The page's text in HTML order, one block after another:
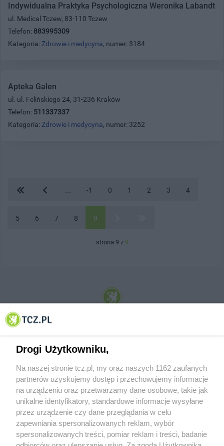
Indywidualna Praktyka Psychologiczna Weronika Labandt
ul. Medical Tczew, 83-110 Tczew
Telefon: 883995309
Kategoria: Zdrowie i medycyna, numer: 3184
Apteka Galen
ul. ul. Felińskiego 24, 31-236 Kraków
Telefon: 511337337
Kategoria: Zdrowie i medycyna, numer: 3252
-1 0 1 2 3 4
5 6 7 8 9
strona 9 z 9
© 2001-2026 Tczew - TCZ.PL Sp. z o.o. Internetowy Serwis Informacyjny Miasta
O FIRMIE POLITYKA PRYWATNOŚCI HOSTING
REKLAMA WSPÓŁPRACA RSS FACEBOOK KONTAKT
Drogi Użytkowniku,
Na naszej stronie tcz.pl, my oraz naszych 1162 zaufanych
partnerów uzyskujemy dostęp i przechowujemy informacje
na urządzeniu oraz przetwarzamy dane osobowe, takie jak
unikalne identyfikatory, standardowe informacje wysyłane
przez urządzenie czy dane przeglądania w celu
zapewniania spersonalizowanych reklam, wybór
spersonalizowanych treści, pomiar reklam i treści, badanie